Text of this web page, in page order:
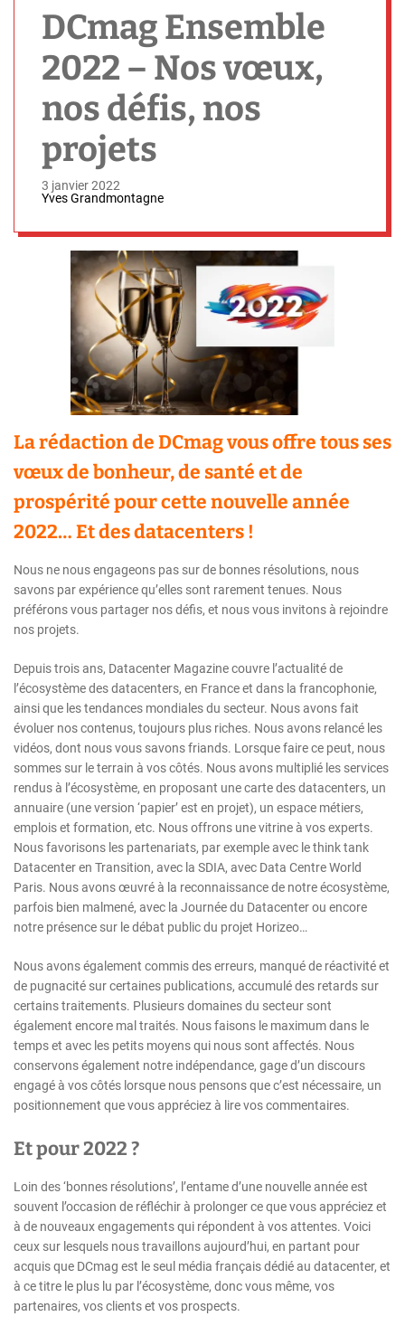
DCmag Ensemble
2022 – Nos vœux,
nos défis, nos
projets
3 janvier 2022
Yves Grandmontagne
La rédaction de DCmag vous offre tous ses
vœux de bonheur, de santé et de
prospérité pour cette nouvelle année
2022… Et des datacenters !
Nous ne nous engageons pas sur de bonnes résolutions, nous
savons par expérience qu’elles sont rarement tenues. Nous
préférons vous partager nos défis, et nous vous invitons à rejoindre
nos projets.
Depuis trois ans, Datacenter Magazine couvre l’actualité de
l’écosystème des datacenters, en France et dans la francophonie,
ainsi que les tendances mondiales du secteur. Nous avons fait
évoluer nos contenus, toujours plus riches. Nous avons relancé les
vidéos, dont nous vous savons friands. Lorsque faire ce peut, nous
sommes sur le terrain à vos côtés. Nous avons multiplié les services
rendus à l’écosystème, en proposant une carte des datacenters, un
annuaire (une version ‘papier’ est en projet), un espace métiers,
emplois et formation, etc. Nous offrons une vitrine à vos experts.
Nous favorisons les partenariats, par exemple avec le think tank
Datacenter en Transition, avec la SDIA, avec Data Centre World
Paris. Nous avons œuvré à la reconnaissance de notre écosystème,
parfois bien malmené, avec la Journée du Datacenter ou encore
notre présence sur le débat public du projet Horizeo…
Nous avons également commis des erreurs, manqué de réactivité et
de pugnacité sur certaines publications, accumulé des retards sur
certains traitements. Plusieurs domaines du secteur sont
également encore mal traités. Nous faisons le maximum dans le
temps et avec les petits moyens qui nous sont affectés. Nous
conservons également notre indépendance, gage d’un discours
engagé à vos côtés lorsque nous pensons que c’est nécessaire, un
positionnement que vous appréciez à lire vos commentaires.
Et pour 2022 ?
Loin des ‘bonnes résolutions’, l’entame d’une nouvelle année est
souvent l’occasion de réfléchir à prolonger ce que vous appréciez et
à de nouveaux engagements qui répondent à vos attentes. Voici
ceux sur lesquels nous travaillons aujourd’hui, en partant pour
acquis que DCmag est le seul média français dédié au datacenter, et
à ce titre le plus lu par l’écosystème, donc vous même, vos
partenaires, vos clients et vos prospects.